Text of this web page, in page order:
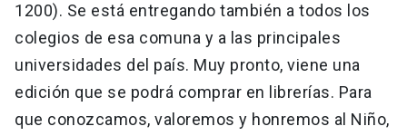
1200). Se está entregando también a todos los
colegios de esa comuna y a las principales
universidades del país. Muy pronto, viene una
edición que se podrá comprar en librerías. Para
que conozcamos, valoremos y honremos al Niño,